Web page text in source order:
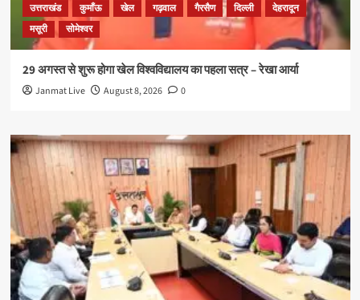
उत्तराखंड कुमाँऊ खेल गढ़वाल गैरसैण दिल्ली
देहरादून
मसूरी
सोमेश्वर
29 अगस्त से शुरू होगा खेल विश्वविद्यालय का पहला सत्र – रेखा आर्या
Janmat Live August 8, 2026 0